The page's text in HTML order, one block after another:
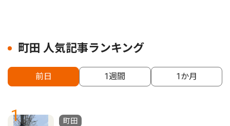
町田 人気記事ランキング
前日 1週間 1か月
1
町田